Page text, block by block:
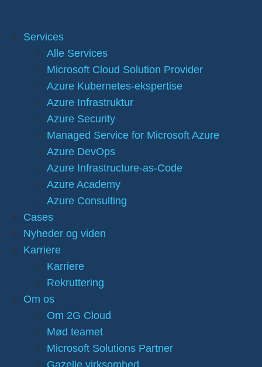
Services
Alle Services
Microsoft Cloud Solution Provider
Azure Kubernetes-ekspertise
Azure Infrastruktur
Azure Security
Managed Service for Microsoft Azure
Azure DevOps
Azure Infrastructure-as-Code
Azure Academy
Azure Consulting
Cases
Nyheder og viden
Karriere
Karriere
Rekruttering
Om os
Om 2G Cloud
Mød teamet
Microsoft Solutions Partner